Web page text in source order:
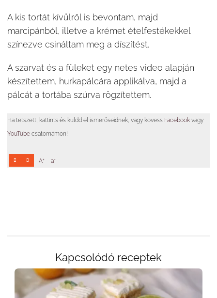
A kis tortát kívülről is bevontam, majd
marcipánból, illetve a krémet ételfestékekkel
színezve csináltam meg a díszítést.
A szarvat és a füleket egy netes video alapján
készítettem, hurkapálcára applikálva, majd a
pálcát a tortába szúrva rögzítettem.
Ha tetszett, kattints és küldd el ismerőseidnek, vagy kövess Facebook vagy
YouTube csatornámon!
A+ a-
Kapcsolódó receptek